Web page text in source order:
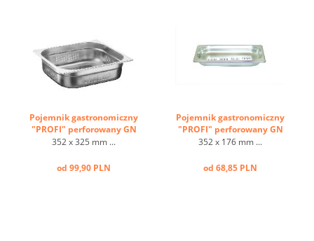
Pojemnik gastronomiczny
"PROFI" perforowany GN
2/3 ...
352 x 325 mm ...
od 99,90 PLN
Pojemnik gastronomiczny
"PROFI" perforowany GN
1/3 ...
352 x 176 mm ...
od 68,85 PLN